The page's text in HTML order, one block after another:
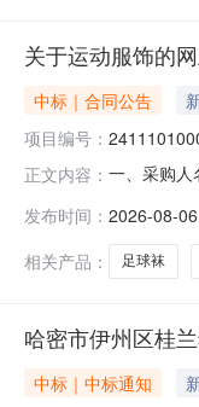
关于运动服饰的
中标｜合同公告
项目编号：
正文内容： 一、采购人
透气吸汗
发布时间： 2026-08-
相关产品：
足球袜
哈密市伊州区桂
中标｜中标通知